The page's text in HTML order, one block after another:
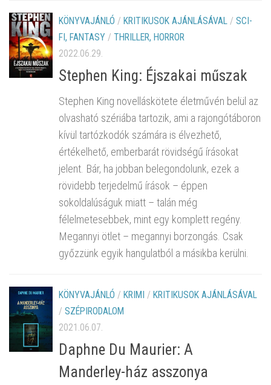
KÖNYVAJÁNLÓ / KRITIKUSOK AJÁNLÁSÁVAL / SCI-
FI, FANTASY / THRILLER, HORROR
2022.06.29.
Stephen King: Éjszakai műszak
Stephen King novelláskötete életművén belül az
olvasható szériába tartozik, ami a rajongótáboron
kívül tartózkodók számára is élvezhető,
értékelhető, emberbarát rövidségű írásokat
jelent. Bár, ha jobban belegondolunk, ezek a
rövidebb terjedelmű írások – éppen
sokoldalúságuk miatt – talán még
félelmetesebbek, mint egy komplett regény.
Megannyi ötlet – megannyi borzongás. Csak
győzzünk egyik hangulatból a másikba kerülni.
KÖNYVAJÁNLÓ / KRIMI / KRITIKUSOK AJÁNLÁSÁVAL
/ SZÉPIRODALOM
2021.06.07.
Daphne Du Maurier: A
Manderley-ház asszonya